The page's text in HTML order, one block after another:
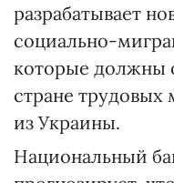
разрабатывает
социально-
которые должны
стране трудовых
из Украины.
Национальный